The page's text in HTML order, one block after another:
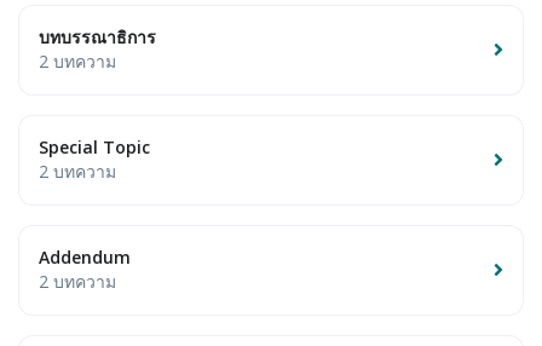
บทบรรณาธิการ
2 บทความ
Special Topic
2 บทความ
Addendum
2 บทความ